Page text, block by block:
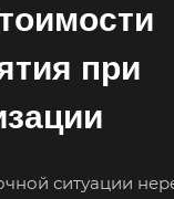
при
ситуации